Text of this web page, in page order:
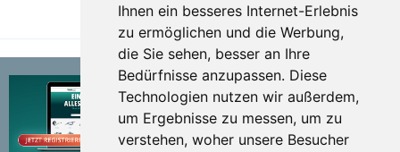
Ihnen ein besseres Internet-Erlebnis
zu ermöglichen und die Werbung,
die Sie sehen, besser an Ihre
Bedürfnisse anzupassen. Diese
Technologien nutzen wir außerdem,
um Ergebnisse zu messen, um zu
verstehen, woher unsere Besucher
TEILEN